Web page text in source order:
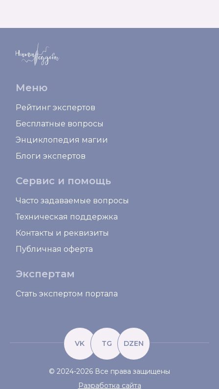
Меню
Рейтинг экспертов
Бесплатные вопросы
Энциклопедия магии
Блоги экспертов
Сервис и помощь
Часто задаваемые вопросы
Техническая поддержка
Контакты и реквизиты
Публичная оферта
Экспертам
Стать экспертом портала
VK TG DZEN
© 2024-2026 Все права защищены
Разработка сайта